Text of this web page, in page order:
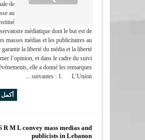
de
au
médiatique dont le but est de
masses médias et les publicitaires au
la liberté du média et la liberté
l’opinion, et dans le cadre du suivi
elle a donné les remarques
suivantes : 1. L’Union ...
أكمل
R M L convey mass medias and
publicists in Lebanon